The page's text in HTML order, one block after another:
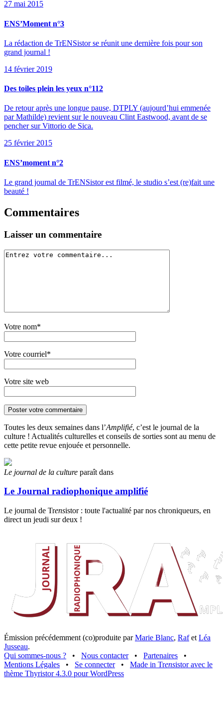
27 mai 2015
ENS’Moment n°3
La rédaction de TrENSistor se réunit une dernière fois pour son
grand journal !
14 février 2019
Des toiles plein les yeux n°112
De retour après une longue pause, DTPLY (aujourd’hui emmenée
par Mathilde) revient sur le nouveau Clint Eastwood, avant de se
pencher sur Vittorio de Sica.
25 février 2015
ENS’moment n°2
Le grand journal de TrENSistor est filmé, le studio s’est (re)fait une
beauté !
Commentaires
Laisser un commentaire
Votre nom*
Votre courriel*
Votre site web
Toutes les deux semaines dans l’Amplifié, c’est le journal de la
culture ! Actualités culturelles et conseils de sorties sont au menu de
cette petite revue enjouée et personnelle.
Le journal de la culture paraît dans
Le Journal radiophonique amplifié
Le journal de Trensistor : toute l'actualité par nos chroniqueurs, en
direct un jeudi sur deux !
Émission précédemment (co)produite parMarie Blanc, Rafet Léa
Jusseau.
Qui sommes-nous ?
• Nous contacter • Partenaires
•
Mentions Légales
• Se connecter • Made in Trensistor avec le
thème Thyristor 4.3.0 pour WordPress